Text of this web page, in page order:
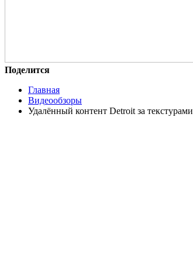
Поделится
Главная
Видеообзоры
Удалённый контент Detroit за текстурами